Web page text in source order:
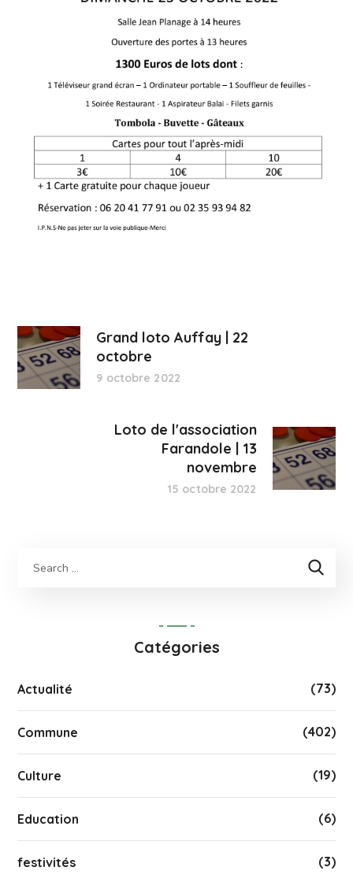
Grand loto Auffay | 22
octobre
9 octobre 2022
Loto de l'association
Farandole | 13
novembre
15 octobre 2022
Catégories
Actualité (73)
Commune (402)
Culture (19)
Education (6)
festivités (3)